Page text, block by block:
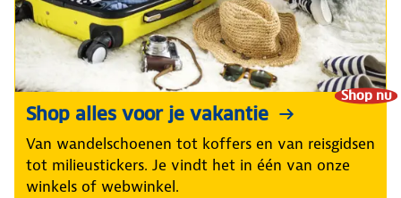
Shop nu
Shop alles voor je vakantie
Van wandelschoenen tot koffers en van reisgidsen
tot milieustickers. Je vindt het in één van onze
winkels of webwinkel.